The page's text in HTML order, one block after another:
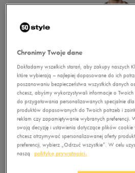
Chronimy Twoje dane
Dokładamy wszelkich starań, aby zakupy naszych
które wybierają – najlepiej dopasowane do ich
poszanowaniu bezpieczeństwa wszystkich danych
chcesz, abyśmy wykorzystywali informacje o
do przygotowania personalizowanych specjalnie
produktów dopasowanych do Twoich potrzeb i
reklam czy zapamiętywanie wybranych preferencji.
swoją decyzję i ustawienia dotyczące plików cookie
chcesz otrzymywać spersonalizowanej oferty
preferencji, wybierz „Odrzuć wszystkie”. W celu
naszą
politykę prywatności.